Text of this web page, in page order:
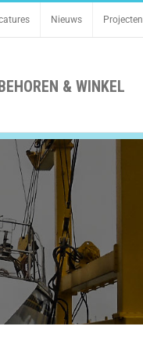
Nieuws Projecten
& WINKEL